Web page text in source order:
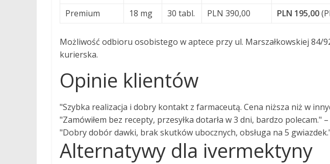
Premium
18 mg 30 tabl. PLN 390,00 PLN 195,00
Możliwość odbioru osobistego w aptece przy ul. Marszałkowskiej 84/
kurierska.
Opinie klientów
"Szybka realizacja i dobry kontakt z farmaceutą. Cena niższa niż w
"Zamówiłem bez recepty, przesyłka dotarła w 3 dni, bardzo polecam."
"Dobry dobór dawki, brak skutków ubocznych, obsługa na 5
Alternatywy dla ivermektyny